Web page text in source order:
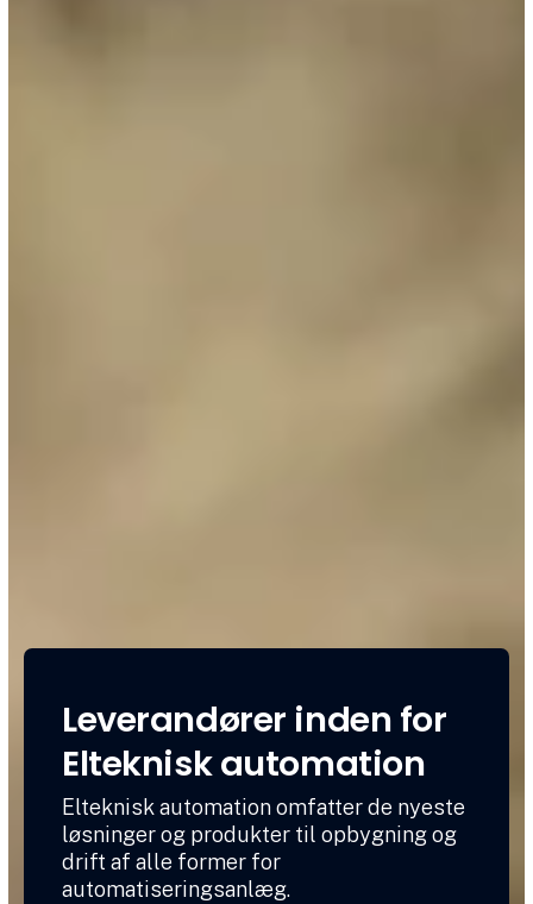
Leverandører inden for
Elteknisk automation
Elteknisk automation omfatter de nyeste
løsninger og produkter til opbygning og
drift af alle former for
automatiseringsanlæg.